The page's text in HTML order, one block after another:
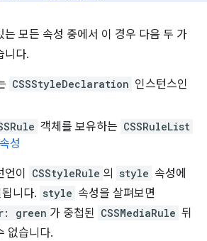
는 모든 속성 중에서 이 경우 다음 두 가
니다.
CSSStyleDeclaration 인스턴스인
객체를 보유하는 CSSRuleList
속성
이 CSStyleRule 의 style 속성에
니다. style 속성을 살펴보면
green 가 중첩된 CSSMediaRule 뒤
없습니다.